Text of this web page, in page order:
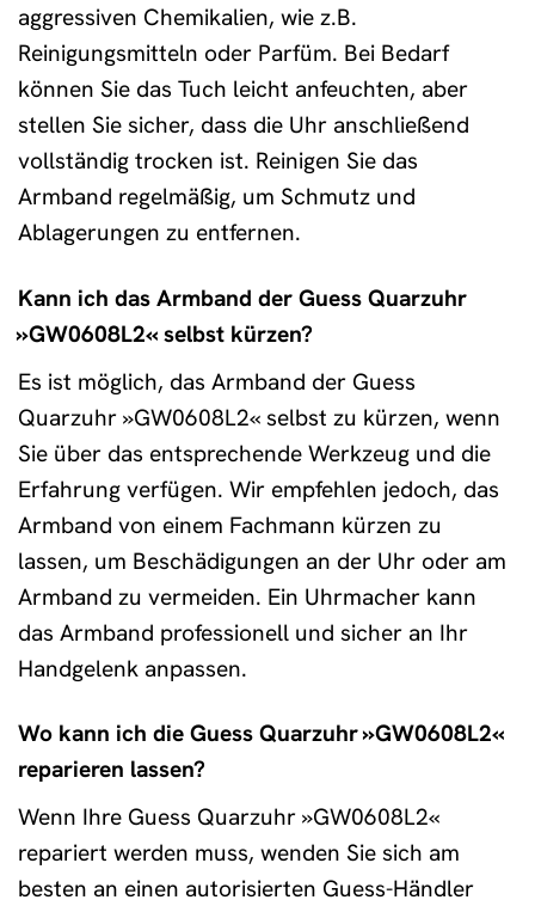
aggressiven Chemikalien, wie z.B.
Reinigungsmitteln oder Parfüm. Bei Bedarf
können Sie das Tuch leicht anfeuchten, aber
stellen Sie sicher, dass die Uhr anschließend
vollständig trocken ist. Reinigen Sie das
Armband regelmäßig, um Schmutz und
Ablagerungen zu entfernen.
Kann ich das Armband der Guess Quarzuhr
»GW0608L2« selbst kürzen?
Es ist möglich, das Armband der Guess
Quarzuhr »GW0608L2« selbst zu kürzen, wenn
Sie über das entsprechende Werkzeug und die
Erfahrung verfügen. Wir empfehlen jedoch, das
Armband von einem Fachmann kürzen zu
lassen, um Beschädigungen an der Uhr oder am
Armband zu vermeiden. Ein Uhrmacher kann
das Armband professionell und sicher an Ihr
Handgelenk anpassen.
Wo kann ich die Guess Quarzuhr »GW0608L2«
reparieren lassen?
Wenn Ihre Guess Quarzuhr »GW0608L2«
repariert werden muss, wenden Sie sich am
besten an einen autorisierten Guess-Händler